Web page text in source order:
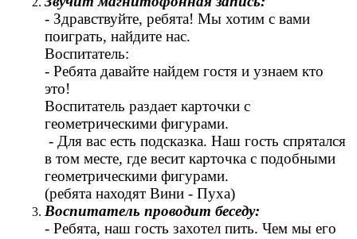
- Здравствуйте, ребята! Мы хотим с вами
поиграть, найдите нас.
Воспитатель:
- Ребята давайте найдем гостя и узнаем кто
это!
Воспитатель раздает карточки с
геометрическими фигурами.
- Для вас есть подсказка. Наш гость спрятался
в том месте, где весит карточка с подобными
геометрическими фигурами.
(ребята находят Вини - Пуха)
Воспитатель проводит беседу:
- Ребята, наш гость захотел пить. Чем мы его